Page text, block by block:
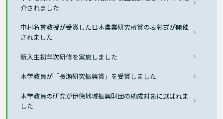
介されました
中村名誉教授が受賞した日本農業研究所賞の表彰式が開催
されました
新入生初年次研修を実施しました
本学教員が「長瀬研究振興賞」を受賞しました
本学教員の研究が伊徳地域振興財団の助成対象に選ばれま
した